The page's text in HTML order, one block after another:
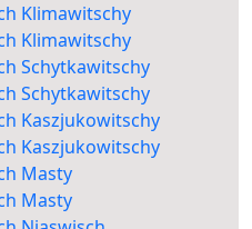
Klimawitschy
Klimawitschy
Schytkawitschy
Schytkawitschy
Kaszjukowitschy
Kaszjukowitschy
Masty
Masty